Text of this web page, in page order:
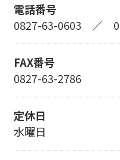
電話番号
0827-63-0603 ／
FAX番号
0827-63-2786
定休日
水曜日